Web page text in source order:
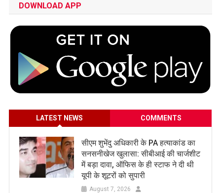
DOWNLOAD APP
LATEST NEWS COMMENTS
सीएम शुभेंदु अधिकारी के PA हत्याकांड का
सनसनीखेज खुलासा: सीबीआई की चार्जशीट
में बड़ा दावा, ऑफिस के ही स्टाफ ने दी थी
यूपी के शूटरों को सुपारी
August 7, 2026